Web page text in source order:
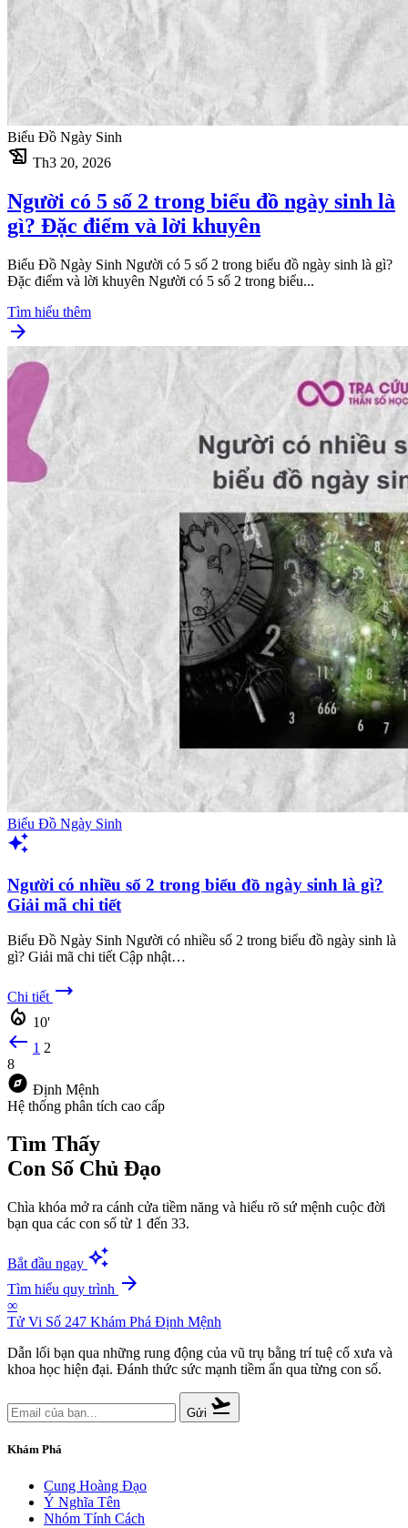
Biểu Đồ Ngày Sinh
history_edu Th3 20, 2026
Người có 5 số 2 trong biểu đồ ngày sinh là
gì? Đặc điểm và lời khuyên
Biểu Đồ Ngày Sinh Người có 5 số 2 trong biểu đồ ngày sinh là gì?
Đặc điểm và lời khuyên Người có 5 số 2 trong biểu...
Tìm hiểu thêm
arrow_forward
Biểu Đồ Ngày Sinh
auto_awesome
Người có nhiều số 2 trong biểu đồ ngày sinh là gì?
Giải mã chi tiết
Biểu Đồ Ngày Sinh Người có nhiều số 2 trong biểu đồ ngày sinh là
gì? Giải mã chi tiết Cập nhật…
Chi tiết trending_flat
local_fire_department 10'
west 1 2
8
explore Định Mệnh
Hệ thống phân tích cao cấp
Tìm Thấy
Con Số Chủ Đạo
Chìa khóa mở ra cánh cửa tiềm năng và hiểu rõ sứ mệnh cuộc đời
bạn qua các con số từ 1 đến 33.
Bắt đầu ngay auto_awesome
Tìm hiểu quy trình arrow_forward
∞
Tử Vi Số 247 Khám Phá Định Mệnh
Dẫn lối bạn qua những rung động của vũ trụ bằng trí tuệ cổ xưa và
khoa học hiện đại. Đánh thức sức mạnh tiềm ẩn qua từng con số.
Gửi flight_takeoff
Khám Phá
Cung Hoàng Đạo
Ý Nghĩa Tên
Nhóm Tính Cách